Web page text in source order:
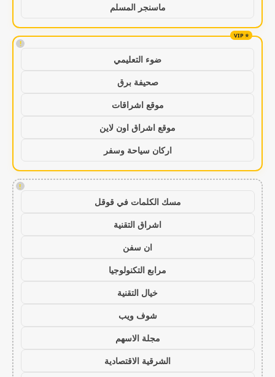
ماسنجر المسلم
!
ضوء التعليمي
صحيفة برق
موقع اشراقات
موقع اشراق اون لاين
اركان سياحة وسفر
!
مسك الكلمات في قوقل
اشراق التقنية
ان سفن
مرابع التكنولوجيا
خيال التقنية
شوف ويب
مجلة الاسهم
الشرقية الاقتصادية